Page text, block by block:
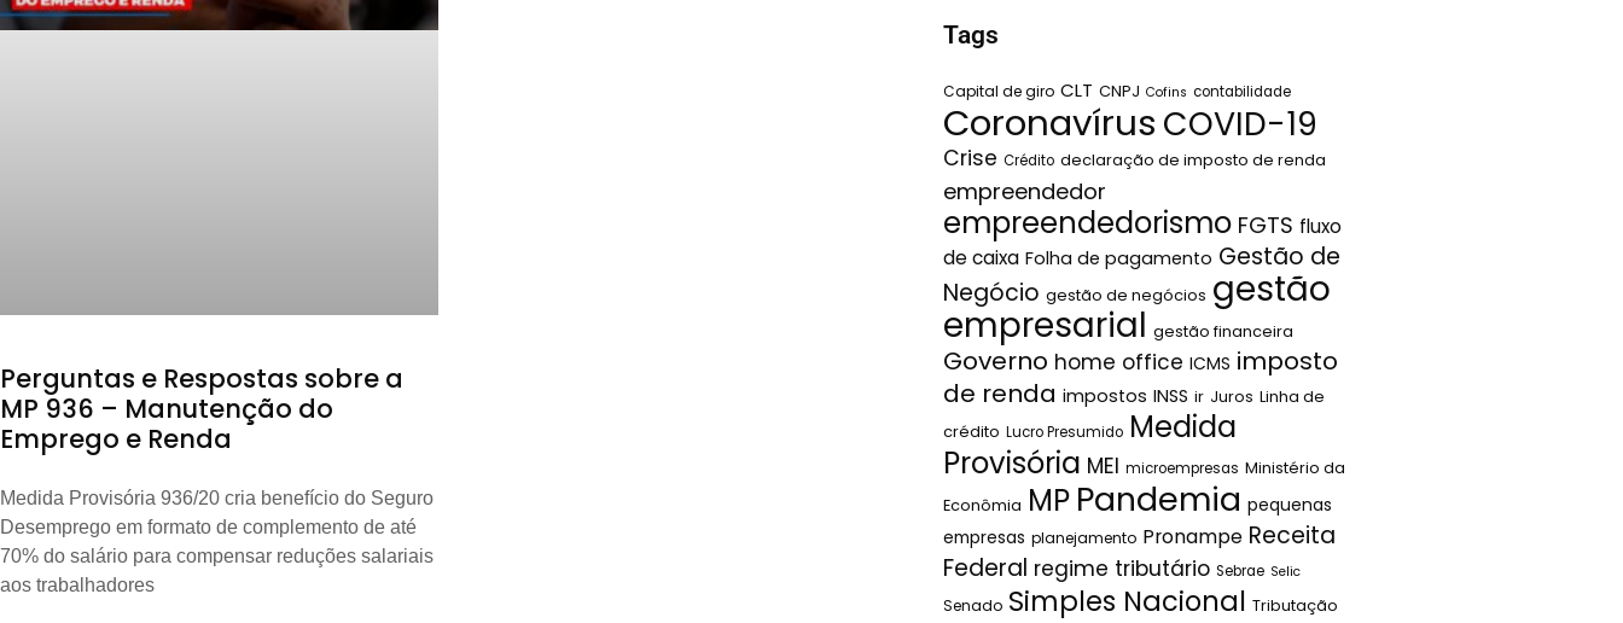
Perguntas e Respostas sobre a
MP 936 – Manutenção do
Emprego e Renda
Medida Provisória 936/20 cria benefício do Seguro
Desemprego em formato de complemento de até
70% do salário para compensar reduções salariais
aos trabalhadores
Tags
Capital de giro CLT CNPJ Cofins contabilidade
Coronavírus COVID-19
Crise Crédito declaração de imposto de renda
empreendedor
empreendedorismo FGTS fluxo
de caixa Folha de pagamento Gestão de
Negócio gestão de negócios gestão
empresarial gestão financeira
Governo home office ICMS imposto
de renda impostos INSS ir Juros Linha de
crédito Lucro Presumido Medida
Provisória MEI microempresas Ministério da
Econômia MP Pandemia pequenas
empresas planejamento Pronampe Receita
Federal regime tributário Sebrae Selic
Senado Simples Nacional Tributação